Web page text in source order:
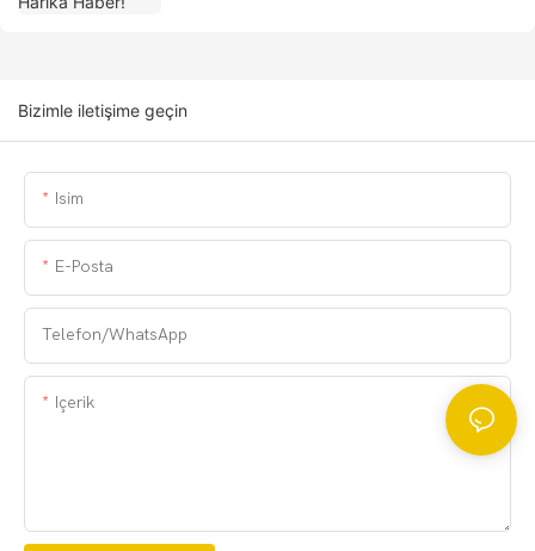
Bizimle iletişime geçin
Isim
E-Posta
Telefon/WhatsApp
Içerik